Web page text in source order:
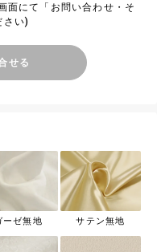
面にて「お問い合わせ・そ
さい)
せる
ーゼ無地 サテン無地